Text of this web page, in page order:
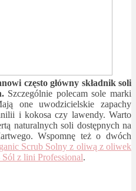
często główny składnik soli
Szczególnie polecam sole marki
one uwodzicielskie zapachy
i kokosa czy lawendy. Warto
naturalnych soli dostępnych na
Wspomnę też o dwóch
Scrub Solny z oliwą z oliwek
z lini Professional.